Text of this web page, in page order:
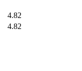
4.82
4.82